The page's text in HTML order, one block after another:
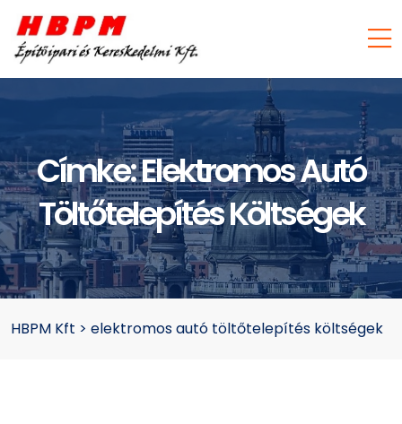
Címke:Elektromos Autó
Töltőtelepítés Költségek
HBPM Kft > elektromos autó töltőtelepítés költségek